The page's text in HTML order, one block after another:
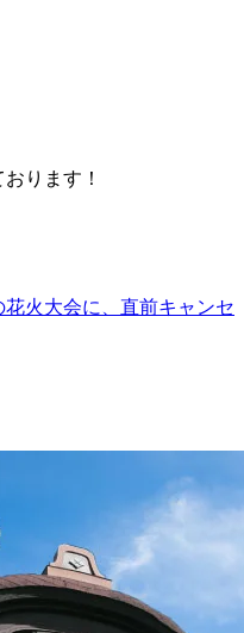
ります！
花火大会に、直前キャンセ